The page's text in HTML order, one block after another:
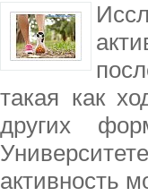
такая как
других
активность